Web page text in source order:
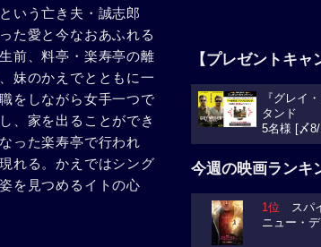
いう亡き夫・誠志郎
た愛と今なおあふれる
前、料亭・楽寿亭の離
妹のかえでとともに一
をしながら女手一つで
、家を出ることができ
った楽寿亭で行われ
れる。かえではシング
を見つめるイトの心
【プレゼントキャ
『グレイ
タンド
5名様 [〆8/
今週の映画ランキ
1位 スパ
ニュー・デ